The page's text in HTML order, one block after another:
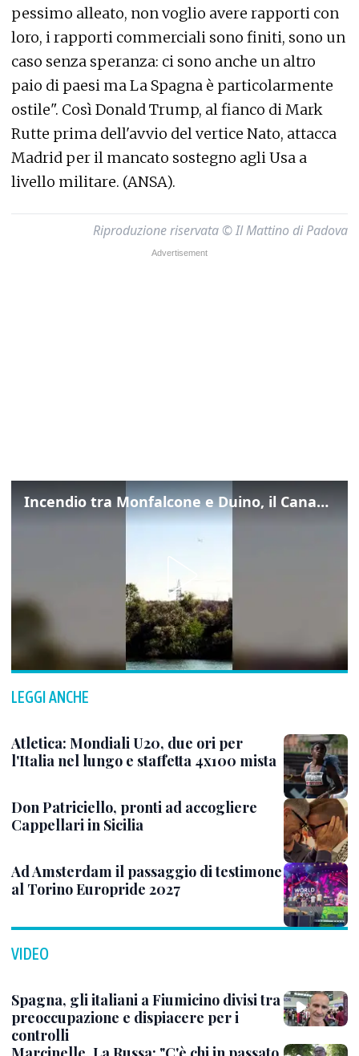
pessimo alleato, non voglio avere rapporti con
loro, i rapporti commerciali sono finiti, sono un
caso senza speranza: ci sono anche un altro
paio di paesi ma La Spagna è particolarmente
ostile". Così Donald Trump, al fianco di Mark
Rutte prima dell'avvio del vertice Nato, attacca
Madrid per il mancato sostegno agli Usa a
livello militare. (ANSA).
Riproduzione riservata © Il Mattino di Padova
Incendio tra Monfalcone e Duino, il Canadair in azione per fermare le fiamme sul fronte dell’A4
LEGGI ANCHE
Atletica: Mondiali U20, due ori per
l'Italia nel lungo e staffetta 4x100 mista
Don Patriciello, pronti ad accogliere
Cappellari in Sicilia
Ad Amsterdam il passaggio di testimone
al Torino Europride 2027
VIDEO
Spagna, gli italiani a Fiumicino divisi tra
preoccupazione e dispiacere per i
controlli